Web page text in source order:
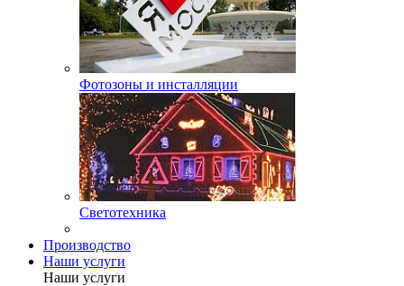
Фотозоны и инсталляции
Светотехника
Производство
Наши услуги
Наши услуги